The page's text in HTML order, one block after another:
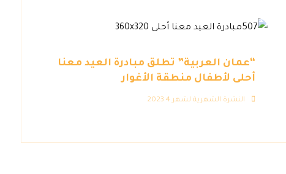
“عمان العربية” تطلق مبادرة العيد معنا
أحلى لأطفال منطقة الأغوار
النشرة الشهرية لشهر 4 2023